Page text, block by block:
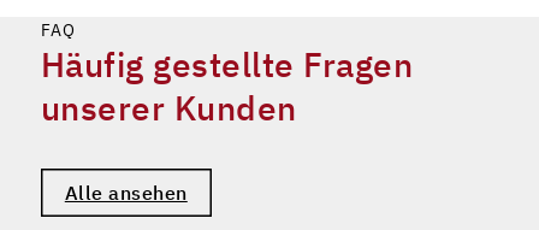
FAQ
Häufig gestellte Fragen
unserer Kunden
Alle ansehen